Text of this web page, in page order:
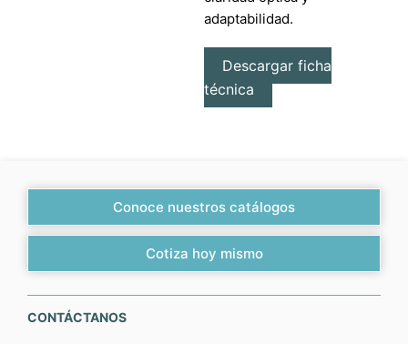
adaptabilidad.
Descargar ficha
técnica
Conoce nuestros catálogos
Cotiza hoy mismo
CONTÁCTANOS